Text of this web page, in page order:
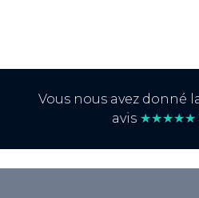
Vous nous avez donné
avis ★★★★★